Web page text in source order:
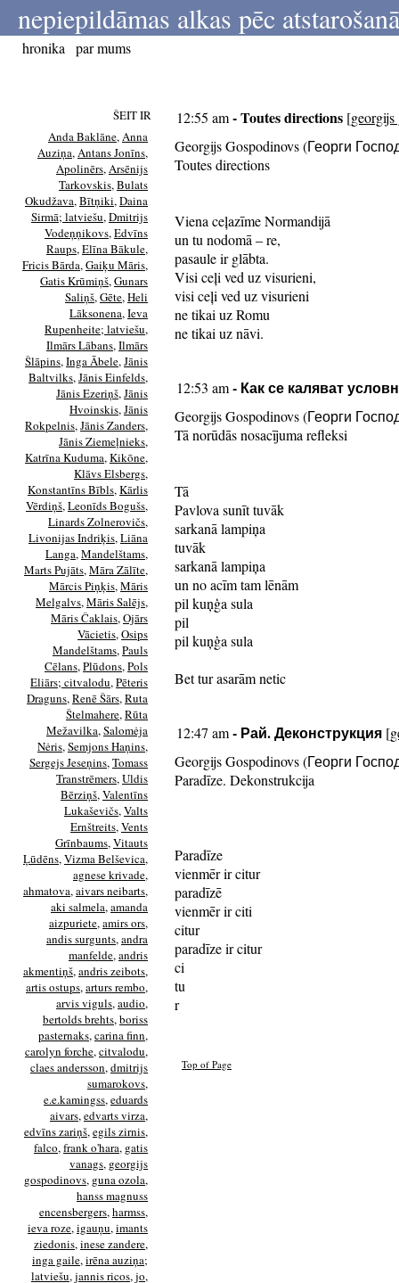
nepiepildāmas alkas pēc
hronika par mums
ŠEIT IR
Anda Baklāne,Anna
Auziņa,Antans Jonīns,
Apolinērs,Arsēnijs
Tarkovskis,Bulats
Okudžava,Bītņiki,Daina
Sirmā; latviešu,Dmitrijs
Vodeņņikovs,Edvīns
Raups,Elīna Bākule,
Fricis Bārda,Gaiķu Māris,
Gatis Krūmiņš,Gunars
Saliņš,Gēte,Heli
Lāksonena,Ieva
Rupenheite; latviešu,
Ilmārs Lābans,Ilmārs
Šlāpins,Inga Ābele,Jānis
Baltvilks,Jānis Einfelds,
Jānis Ezeriņš,Jānis
Hvoinskis,Jānis
Rokpelnis,Jānis Zanders,
Jānis Ziemeļnieks,
Katrīna Kuduma,Kikōne,
Klāvs Elsbergs,
Konstantīns Bībls,Kārlis
Vērdiņš,Leonīds Bogušs,
Linards Zolnerovičs,
Livonijas Indriķis,Liāna
Langa,Mandelštams,
Marts Pujāts,Māra Zālīte,
Mārcis Piņķis,Māris
Melgalvs,Māris Salējs,
Māris Čaklais,Ojārs
Vācietis,Osips
Mandelštams,Pauls
Cēlans,Plūdons,Pols
Eliārs; citvalodu,Pēteris
Draguns,Renē Šārs,Ruta
Štelmahere,Rūta
Mežavilka,Salomėja
Nėris,Semjons Haņins,
Sergejs Jeseņins,Tomass
Transtrēmers,Uldis
Bērziņš,Valentīns
Lukaševičs,Valts
Ernštreits,Vents
Grīnbaums,Vitauts
Ļūdēns,Vizma Belševica,
agnese krivade,
ahmatova,aivars neibarts,
aki salmela,amanda
aizpuriete,amirs ors,
andis surgunts,andra
manfelde,andris
akmentiņš,andris zeibots,
artis ostups,arturs rembo,
arvis viguls,audio,
bertolds brehts,boriss
pasternaks,carina finn,
carolyn forche,citvalodu,
claes andersson,dmitrijs
sumarokovs,
e.e.kamingss,eduards
aivars,edvarts virza,
edvīns zariņš,egils zirnis,
falco,frank o'hara, gatis
vanags, georgijs
gospodinovs, guna ozola,
hanss magnuss
encensbergers,harmss,
ieva roze,igauņu,imants
ziedonis,inese zandere,
inga gaile,irēna auziņa;
latviešu,jannis ricos,jo,
12:55 am- Toutes directions [
Georgijs Gospodinovs (Георги
Toutes directions
Viena ceļazīme Normandijā
un tu nodomā – re,
pasaule ir glābta.
Visi ceļi ved uz visurieni,
visi ceļi ved uz visurieni
ne tikai uz Romu
ne tikai uz nāvi.
12:53 am- Как се каляват
Georgijs Gospodinovs (Георги
Tā norūdās nosacījuma refleksi
Tā
Pavlova sunīt tuvāk
sarkanā lampiņa
tuvāk
sarkanā lampiņa
un no acīm tam lēnām
pil kuņģa sula
pil
pil kuņģa sula
Bet tur asarām netic
12:47 am- Рай. Деконструкция [
Georgijs Gospodinovs (Георги
Paradīze. Dekonstrukcija
Paradīze
vienmēr ir citur
paradīzē
vienmēr ir citi
citur
paradīze ir citur
ci
tu
r
Top of Page